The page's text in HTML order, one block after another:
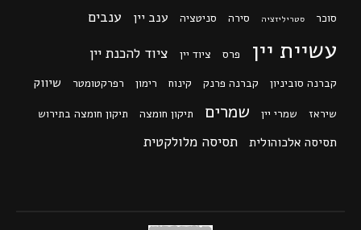
סוכר
סטריליזציה סירה סניטציה ענב יין ענבים
עשיית יין פרס ציוד יין ציוד להכנת יין
קברנה סוביניון קברנה פרנק קינוח רימון רפרקטומטר שיווק
שיראז שמרי יין שמרים תיקון חומצה תיקון חומצה בתירוש
תסיסה אלכוהולית תסיסה מלולקטית